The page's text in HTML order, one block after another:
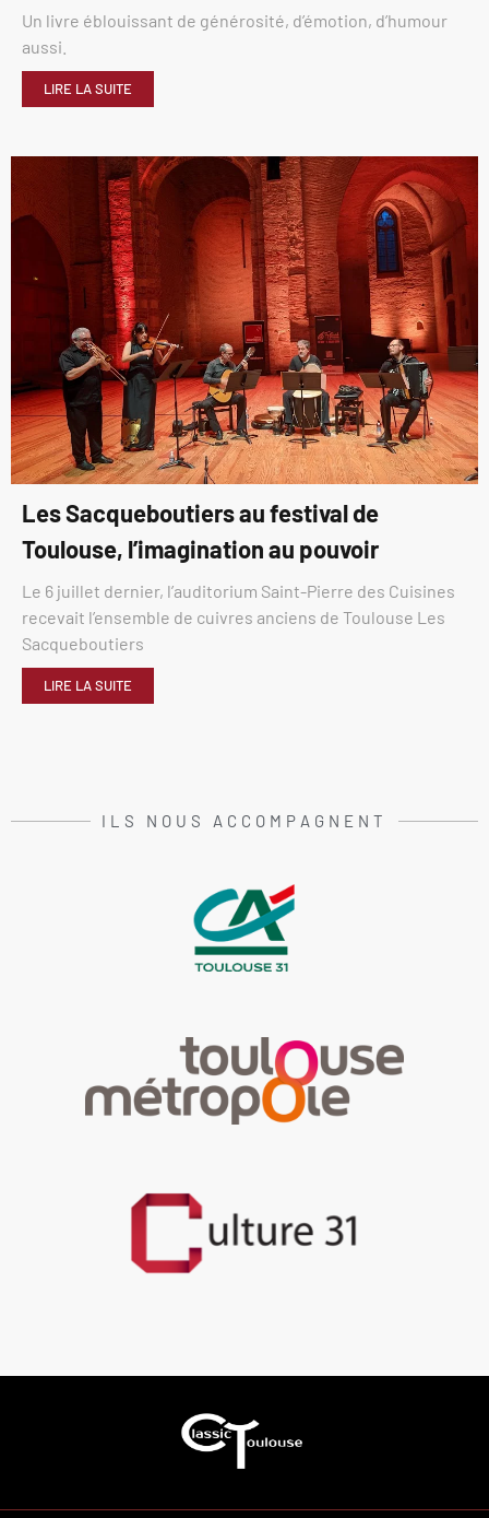
Un livre éblouissant de générosité, d’émotion, d’humour
aussi.
LIRE LA SUITE
Les Sacqueboutiers au festival de
Toulouse, l’imagination au pouvoir
Le 6 juillet dernier, l’auditorium Saint-Pierre des Cuisines
recevait l’ensemble de cuivres anciens de Toulouse Les
Sacqueboutiers
LIRE LA SUITE
ILS NOUS ACCOMPAGNENT